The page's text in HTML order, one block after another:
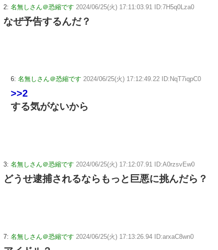
2: 名無しさん＠恐縮です 2024/06/25(火) 17:11:03.91 ID:7H5q0Lza0
なぜ予告するんだ？
6: 名無しさん＠恐縮です 2024/06/25(火) 17:12:49.22 ID:NqT7iqpC0
>>2
する気がないから
3: 名無しさん＠恐縮です 2024/06/25(火) 17:12:07.91 ID:A0rzsvEw0
どうせ逮捕されるならもっと巨悪に挑んだら？
7: 名無しさん＠恐縮です 2024/06/25(火) 17:13:26.94 ID:arxaC8wn0